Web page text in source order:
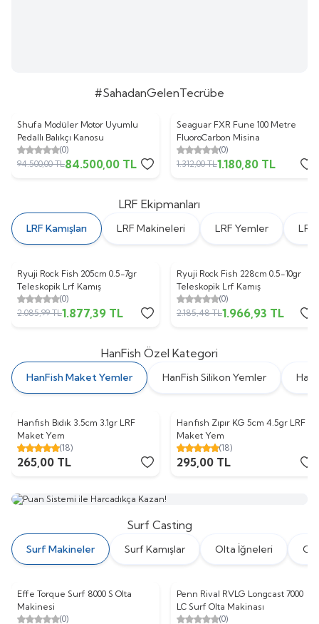
#SahadanGelenTecrübe
%11
Shufa Modüler Motor Uyumlu
Pedallı Balıkçı Kanosu
(0)
94.500,00TL84.500,00 TL
%10
Seaguar FXR Fune 100 Metre
FluoroCarbon Misina
(0)
1.312,00TL1.180,80 TL
LRF Ekipmanları
LRF Kamışları LRF Makineleri LRF Yemler LRF
%10
Ryuji Rock Fish 205cm 0.5-7gr
Teleskopik Lrf Kamış
(0)
2.085,99TL1.877,39 TL
%10
Ryuji Rock Fish 228cm 0.5-10gr
Teleskopik Lrf Kamış
(0)
2.185,48TL1.966,93 TL
HanFish Özel Kategori
HanFish Maket Yemler HanFish Silikon Yemler
Hanfish Bıdık 3.5cm 3.1gr LRF
Maket Yem
(18)
265,00 TL
Hanfish Zıpır KG 5cm 4.5gr LRF
Maket Yem
(18)
295,00 TL
Surf Casting
Surf Makineler Surf Kamışlar Olta İğneleri
%10
Effe Torque Surf 8000 S Olta
Makinesi
(0)
%10
Penn Rival RVLG Longcast 7000
LC Surf Olta Makinası
(0)